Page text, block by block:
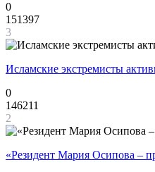
0
151397
3
Исламские экстремисты
0
146211
2
«Резидент Мария Осипова –